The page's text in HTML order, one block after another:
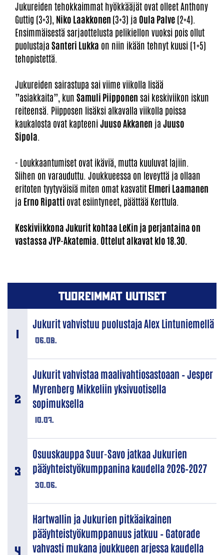
Jukureiden tehokkaimmat hyökkääjät ovat olleet Anthony
Guttig (3+3), Niko Laakkonen (3+3) ja Oula Palve (2+4).
Ensimmäisestä sarjaottelusta pelikiellon vuoksi pois ollut
puolustaja Santeri Lukka on niin ikään tehnyt kuusi (1+5)
tehopistettä.
Jukureiden sairastupa sai viime viikolla lisää
”asiakkaita”, kun Samuli Piipponen sai keskiviikon iskun
reiteensä. Piipposen lisäksi alkavalla viikolla poissa
kaukalosta ovat kapteeniJuuso Akkanen ja Juuso
Sipola
- Loukkaantumiset ovat ikäviä, mutta kuuluvat lajiin.
Siihen on varauduttu. Joukkueessa on leveyttä ja ollaan
eritoten tyytyväisiä miten omat kasvatit Elmeri Laamanen
ja Erno Ripatti ovat esiintyneet, päättää Kerttula.
Keskiviikkona Jukurit kohtaa LeKin ja perjantaina on
vastassa JYP-Akatemia. Ottelut alkavat klo 18.30.
TUOREIMMAT UUTISET
06.08.
Jukurit vahvistuu puolustaja Alex Lintuniemellä
10.07.
Jukurit vahvistaa maalivahtiosastoaan – Jesper
Myrenberg Mikkeliin yksivuotisella
sopimuksella
30.06.
Osuuskauppa Suur-Savo jatkaa Jukurien
pääyhteistyökumppanina kaudella 2026–2027
Hartwallin ja Jukurien pitkäaikainen
pääyhteistyökumppanuus jatkuu – Gatorade
vahvasti mukana joukkueen arjessa kaudella